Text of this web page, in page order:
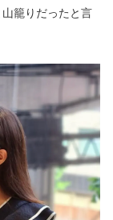
籠りだったと言